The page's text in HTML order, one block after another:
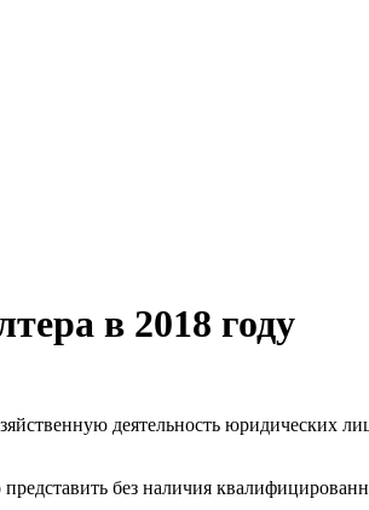
в 2018 году
деятельность юридических
без наличия